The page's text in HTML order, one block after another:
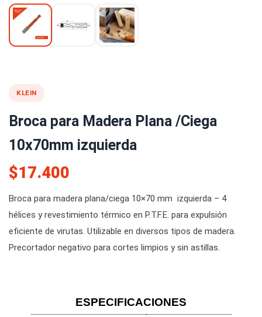
KLEIN
Broca para Madera Plana /Ciega
10x70mm izquierda
$17.400
Broca para madera plana/ciega 10×70 mm izquierda – 4
hélices y revestimiento térmico en P.T.F.E. para expulsión
eficiente de virutas. Utilizable en diversos tipos de madera.
Precortador negativo para cortes limpios y sin astillas.
ESPECIFICACIONES